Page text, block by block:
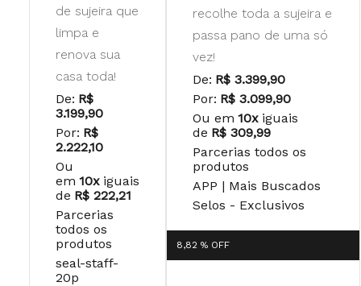
de sujeira que
limpa e
renova sua
casa toda!
De: R$
3.199,90
Por: R$
2.222,10
Ou
em 10x iguais
de R$ 222,21
Parcerias
todos os
produtos
seal-staff-
20p
recolhe toda a sujeira e
passa pano de uma só
vez!
De: R$ 3.399,90
Por: R$ 3.099,90
Ou em 10x iguais
de R$ 309,99
Parcerias todos os
produtos
APP | Mais Buscados
Selos - Exclusivos
8,82 % OFF